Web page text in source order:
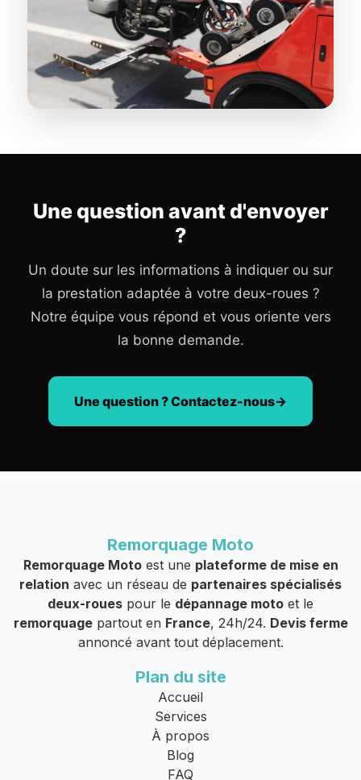
Une question avant d'envoyer
?
Un doute sur les informations à indiquer ou sur
la prestation adaptée à votre deux-roues ?
Notre équipe vous répond et vous oriente vers
la bonne demande.
Une question ? Contactez-nous
Remorquage Moto
Remorquage Motoest une plateforme de mise en
relation avec un réseau de partenaires spécialisés
deux-roues pour le dépannage moto et le
remorquagepartout en France, 24h/24. Devis ferme
annoncé avant tout déplacement.
Plan du site
Accueil
Services
À propos
Blog
FAQ